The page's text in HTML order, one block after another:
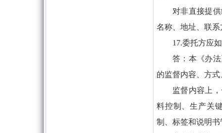
对非直接提
名称、地址、联
17.委托方应
答：本《办
的监督内容、方
监督内容上
料控制、生产关
制、标签和说明